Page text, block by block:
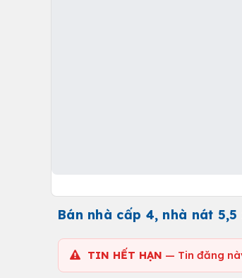
Bán nhà cấp 4, nhà nát
TIN HẾT HẠN — Tin đăng